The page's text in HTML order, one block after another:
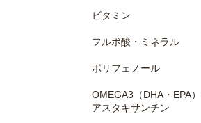
ビタミン
フルボ酸・ミネラル
ポリフェノール
OMEGA3（DHA・EPA）
アスタキサンチン